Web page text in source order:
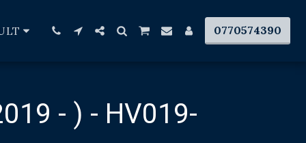
0770574390
- ) - HV019-